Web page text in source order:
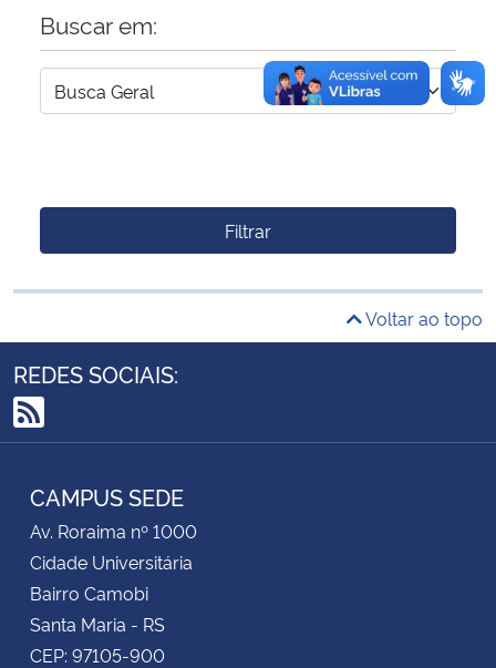
Buscar em:
Filtrar
Voltar ao topo
REDES SOCIAIS:
RSS
CAMPUS SEDE
Av. Roraima nº 1000
Cidade Universitária
Bairro Camobi
Santa Maria - RS
CEP: 97105-900